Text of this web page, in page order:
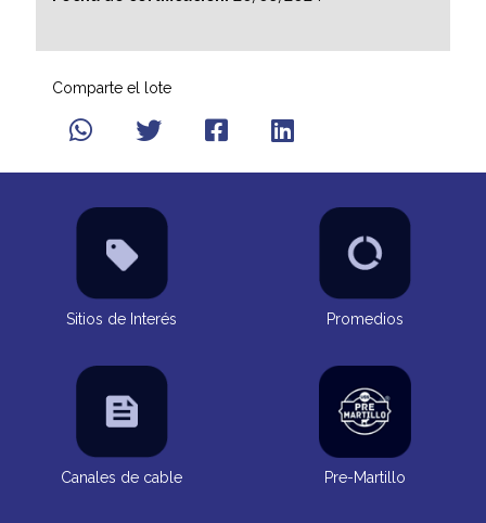
Comparte el lote
Sitios de Interés Promedios
Canales de cable Pre-Martillo